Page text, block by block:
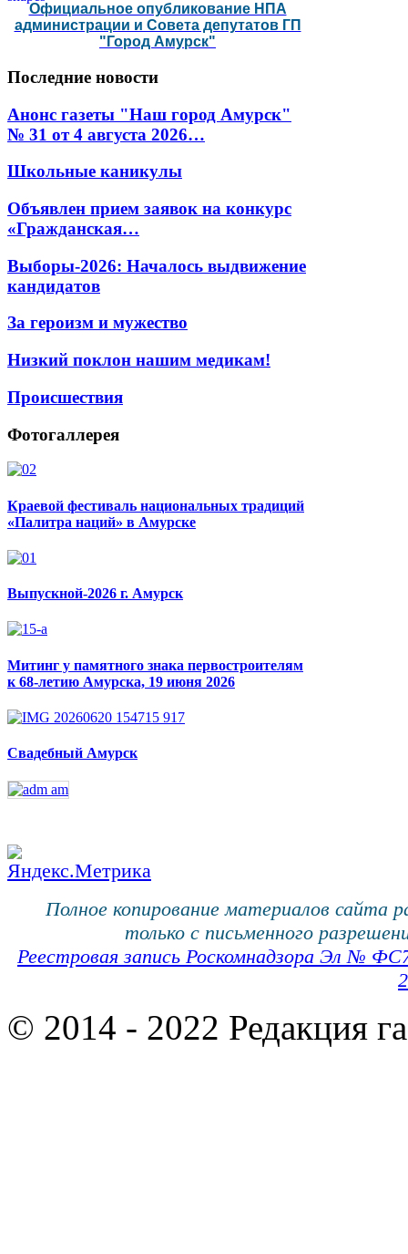
Официальное опубликование НПА
администрации и Совета депутатов ГП
"Город Амурск"
Последние новости
Анонс газеты "Наш город Амурск"
№ 31 от 4 августа 2026…
Школьные каникулы
Объявлен прием заявок на конкурс
«Гражданская…
Выборы-2026: Началось выдвижение
кандидатов
За героизм и мужество
Низкий поклон нашим медикам!
Происшествия
Фотогаллерея
Краевой фестиваль национальных традиций
«Палитра наций» в Амурске
Выпускной-2026 г. Амурск
Митинг у памятного знака первостроителям
к 68-летию Амурска, 19 июня 2026
Свадебный Амурск
Полное копирование материалов сайта
только с письменного
Реестровая запись Роскомнадзора Эл №
© 2014 - 2022 Редакция